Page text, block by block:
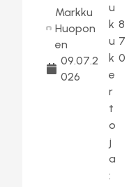
Markku
Huopon
en
09.07.2
026
u
k
u
k
e
r
t
o
j
a
:
8
7
0